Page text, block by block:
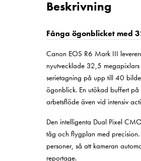
Beskrivning
Fånga ögonblicket med
Canon EOS R6 Mark III
nyutvecklade 32,5
serietagning på upp till 40
ögonblick. En utökad buffert
arbetsflöde även vid intensiv
Den intelligenta Dual Pixel
tåg och flygplan med
personer, så att kameran
reportage.